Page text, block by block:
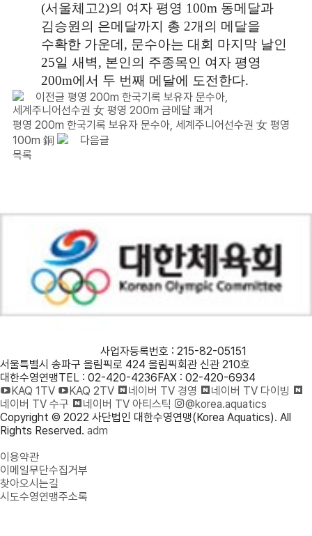
(서울체고2)의 여자 평영 100m 동메달과
김승원의 은메달까지 총 2개의 메달을
수확한 가운데 , 문수아는 대회 마지막 날인
25일 새벽, 본인의 주종목인 여자 평영
200m에서 두 번째 메달에 도전한다.
이전글 평영 200m 한국기록 보유자 문수아,
세계주니어선수권 女 평영 200m 금메달 쾌거
평영 200m 한국기록 보유자 문수아, 세계주니어선수권 女 평영
100m 銅
다음글
목록
사업자등록번호 : 215-82-05151
서울특별시 송파구 올림픽로 424 올림픽회관 신관 210호
대한수영연맹TEL : 02-420-4236FAX : 02-420-6934
KAQ 1TV
KAQ 2TV 네이버 TV 경영
네이버 TV 다이빙
네이버 TV 수구
네이버 TV 아티스틱
@korea.aquatics
Copyright © 2022 사단법인 대한수영연맹(Korea Aquatics). All
Rights Reserved. adm
이용약관
이메일무단수집거부
찾아오시는길
시도수영연맹주소록